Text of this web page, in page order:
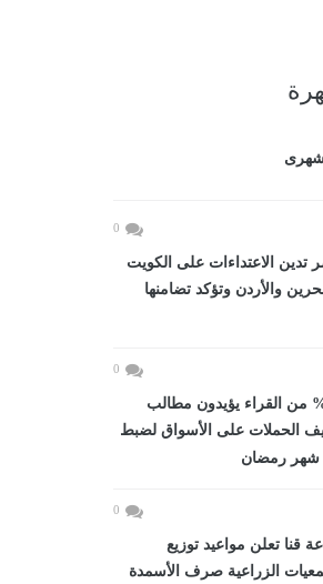
0
تدين الاعتداءات على الكويت
والأردن وتؤكد تضامنها
0
%92 من القراء يؤيدون مطالب
الحملات على الأسواق لضبط
شهر رمضان
0
قنا تعلن مواعيد توزيع
الزراعية صرف الأسمدة